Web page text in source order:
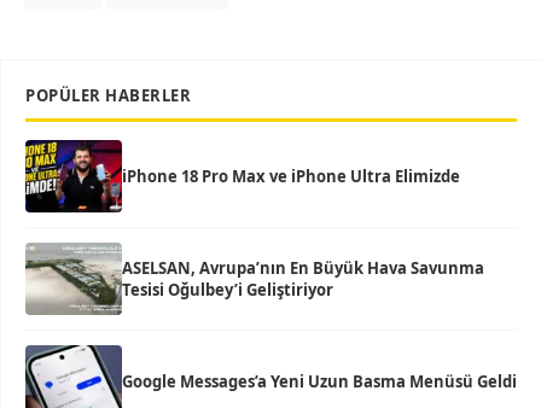
POPÜLER HABERLER
iPhone 18 Pro Max ve iPhone Ultra Elimizde
ASELSAN, Avrupa’nın En Büyük Hava Savunma
Tesisi Oğulbey’i Geliştiriyor
Google Messages’a Yeni Uzun Basma Menüsü Geldi